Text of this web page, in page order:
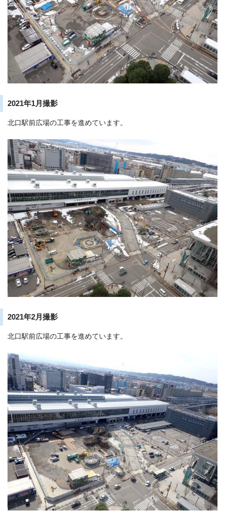
2021年1月撮影
北口駅前広場の工事を進めています。
2021年2月撮影
北口駅前広場の工事を進めています。